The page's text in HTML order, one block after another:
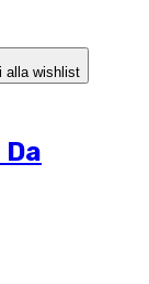
alla wishlist